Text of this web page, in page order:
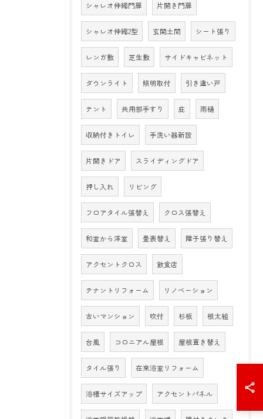
シャレオ伸縮門扉 片開き門扉
シャレオ伸縮2型 玄関土間 シート張り
レンガ敷 芝生敷 サイドキャビネット
ダウンライト 照明取付 引き違い戸
テント 共用部手すり 庇 雨樋
収納付きトイレ 手洗い器新設
片開きドア スライディングドア
押し入れ リビング
フロアタイル張替え クロス張替え
和室から洋室 畳表替え 障子張り替え
アクセントクロス 飲食店
テナントリフォーム リノベーション
古いマンション 吹付 杉板 根太組
台風 コロニアル屋根 屋根葺き替え
タイル張り 在来浴室リフォーム
浴槽サイズアップ アクセントパネル